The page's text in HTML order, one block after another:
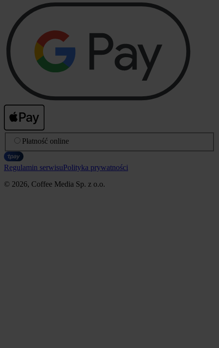
Płatność online
Regulamin serwisuPolityka prywatności
© 2026, Coffee Media Sp. z o.o.